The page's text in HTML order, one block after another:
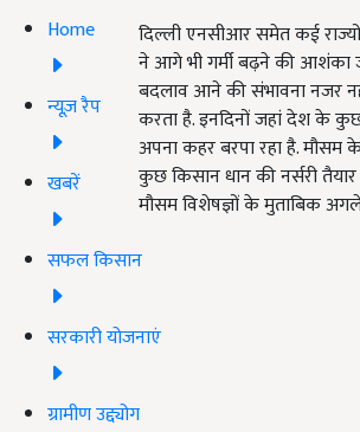
Home
न्यूज़ रैप
खबरें
सफल किसान
सरकारी योजनाएं
ग्रामीण उद्द्योग
दिल्ली एनसीआर समेत कई
ने आगे भी गर्मी बढ़ने की आशंका
बदलाव आने की संभावना नजर
करता है. इनदिनों जहां देश के
अपना कहर बरपा रहा है.
कुछ किसान धान की नर्सरी
मौसम विशेषज्ञों के मुताबिक